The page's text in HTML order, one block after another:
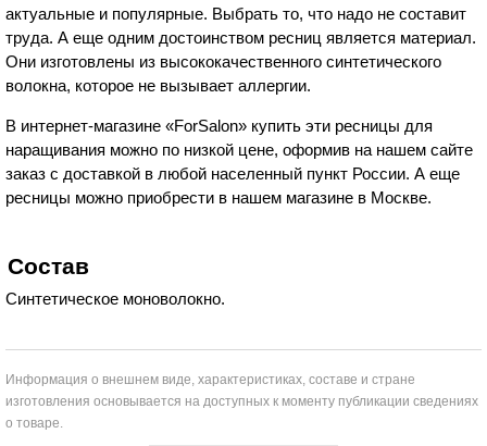
актуальные и популярные. Выбрать то, что надо не составит
труда. А еще одним достоинством ресниц является материал.
Они изготовлены из высококачественного синтетического
волокна, которое не вызывает аллергии.
В интернет-магазине «ForSalon» купить эти ресницы для
наращивания можно по низкой цене, оформив на нашем сайте
заказ с доставкой в любой населенный пункт России. А еще
ресницы можно приобрести в нашем магазине в Москве.
Состав
Синтетическое моноволокно.
Информация о внешнем виде, характеристиках, составе и стране
изготовления основывается на доступных к моменту публикации сведениях
о товаре.